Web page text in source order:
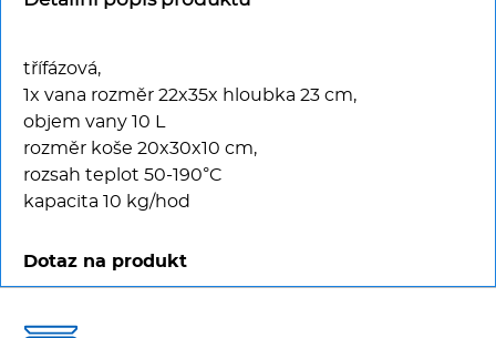
Nerez
Ostatní
BAZAR
třífázová,
1x vana rozměr 22x35x hloubka 23 cm,
objem vany 10 L
rozměr koše 20x30x10 cm,
rozsah teplot 50-190°C
kapacita 10 kg/hod
Dotaz na produkt